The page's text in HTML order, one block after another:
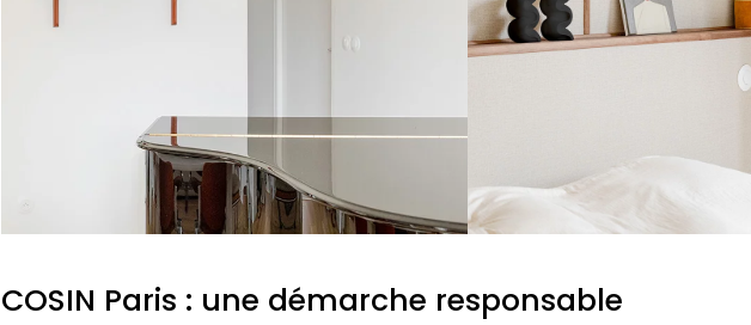
COSIN Paris : une démarche responsable